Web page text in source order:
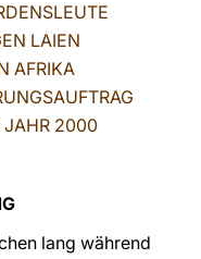
LAIEN
AFRIKA
JAHR 2000
lang während